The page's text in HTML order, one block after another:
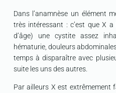
Dans l’anamnèse un élément
très intéressant : c’est que X
d’âge) une cystite assez
hématurie, douleurs
temps à disparaître avec
suite les uns des autres.
Par ailleurs X est extrêmement